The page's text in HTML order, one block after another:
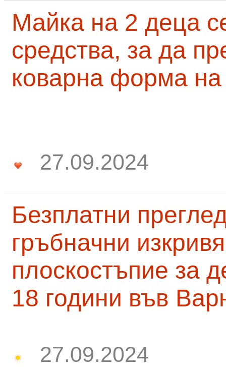
Майка на 2 деца
средства, за да
коварна форма на
27.09.2024
Безплатни
гръбначни
плоскостъпие за
18 години във
27.09.2024